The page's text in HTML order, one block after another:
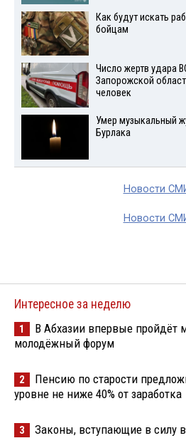
Как будут искать
бойцам
Число жертв удара
Запорожской
человек
Умер музыкальный
Бурлака
Новости
Новости
Интересное за неделю
1
В Абхазии впервые пройдёт
молодёжный форум
2
Пенсию по старости
уровне не ниже 40% от заработка
3 Законы, вступающие в силу в